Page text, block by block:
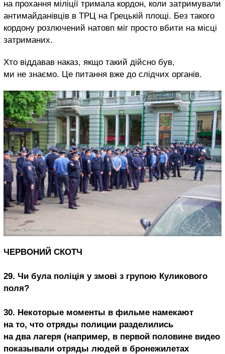
на прохання міліції тримала кордон, коли затримували
антимайданівців в ТРЦ на Грецькій площі. Без такого
кордону розлючений натовп міг просто вбити на місці
затриманих.
Хто віддавав наказ, якщо такий дійсно був,
ми не знаємо. Це питання вже до слідчих органів.
ЧЕРВОНИЙ СКОТЧ
29. Чи була поліція у змові з групою Куликового
поля?
30. Некоторые моменты в фильме намекают
на то, что отряды полиции разделились
на два лагеря (например, в первой половине видео
показывали отряды людей в бронежилетах